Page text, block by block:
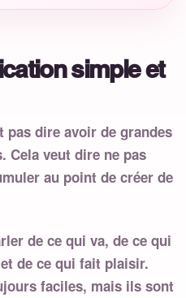
simple et
pas dire avoir de grandes
Cela veut dire ne pas
au point de créer de
de ce qui va, de ce qui
de ce qui fait plaisir.
faciles, mais ils sont